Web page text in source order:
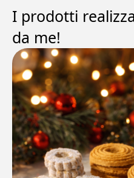
I prodotti
da me!